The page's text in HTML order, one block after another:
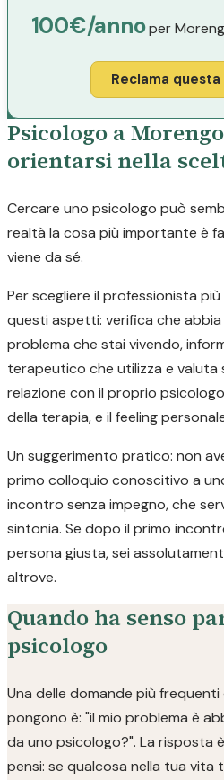
100€/annoper
Reclama
Psicologo a
orientarsi nella
Cercare uno psicologo può
realtà la cosa più importante è
viene da sé.
Per scegliere il professionista
questi aspetti: verifica che
problema che stai vivendo,
terapeutico che utilizza e valuta
relazione con il proprio
della terapia, e il feeling
Un suggerimento pratico: non
primo colloquio conoscitivo a
incontro senza impegno, che
sintonia. Se dopo il primo
persona giusta, sei
altrove.
Quando ha senso
psicologo
Una delle domande più frequenti
pongono è: "il mio problema è
da uno psicologo?". La risposta
pensi: se qualcosa nella tua vita